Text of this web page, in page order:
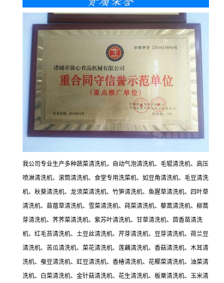
我公司专业生产多种蔬菜清洗机，自动气泡清洗机、毛辊清洗机、高压
喷淋清洗机、滚筒清洗机、食堂专用洗菜机、如豆角清洗机、毛豆清洗
机、秋葵清洗机、龙须菜清洗机、竹笋清洗机、鱼腥草清洗机、四叶草
清洗机、苜蓿草清洗机、雪菜清洗机、莼菜清洗机、藜蒿清洗机、柳蒿
芽清洗机、荠荠菜清洗机、紫苏叶清洗机、甘草清洗机、茴香苗清洗
机、红毛苔清洗机、土豆丝清洗机、芹芽清洗机、豆芽清洗机、荷兰豆
清洗机、苦瓜清洗机、菜花清洗机、莲藕清洗机、香菇清洗机、木耳清
洗机、蚕豆清洗机、豇豆清洗机、香椿清洗机、花椰菜清洗机、油菜清
洗机、白菜清洗机、金针菇清洗机、花生清洗机、板栗清洗机、玉米清